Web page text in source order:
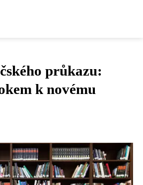
průkazu:
k novému